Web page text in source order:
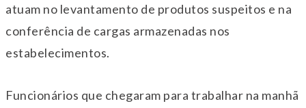
atuam no levantamento de produtos suspeitos e na
conferência de cargas armazenadas nos
estabelecimentos.
Funcionários que chegaram para trabalhar na manhã